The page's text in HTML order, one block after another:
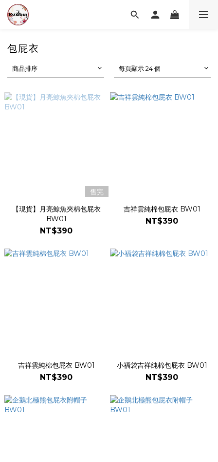
包屁衣
商品排序 每頁顯示 24 個
售完
【現貨】月亮鯨魚夾棉包屁衣
BW01
NT$390
吉祥雲純棉包屁衣 BW01
NT$390
吉祥雲純棉包屁衣 BW01
NT$390
小福袋吉祥純棉包屁衣 BW01
NT$390